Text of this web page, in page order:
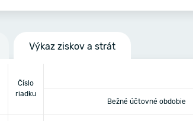
Výkaz ziskov a strát
Číslo
riadku
Bežné účtovné obdobie